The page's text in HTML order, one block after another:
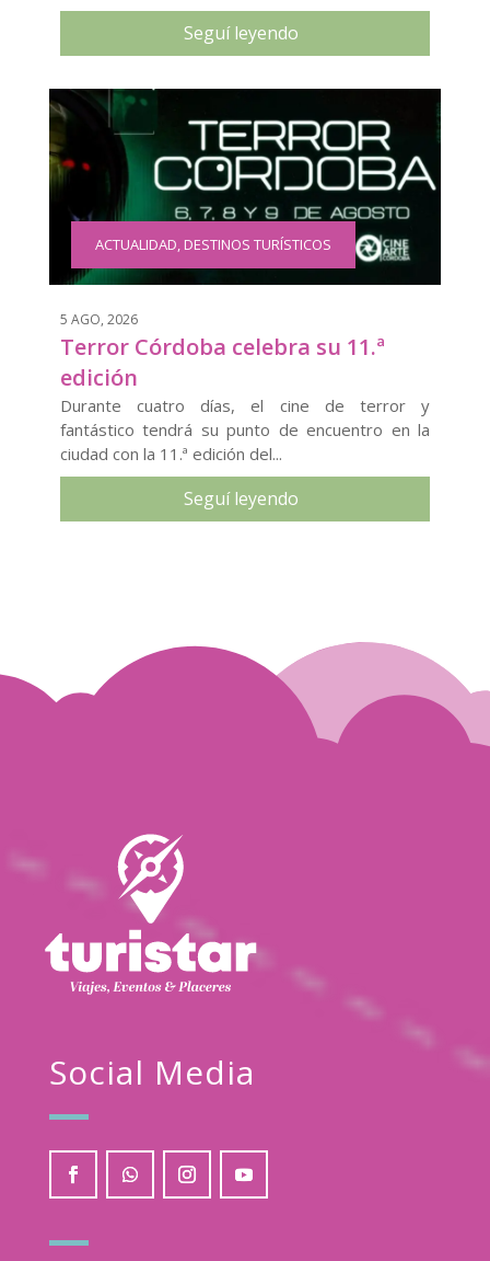
Seguí leyendo
ACTUALIDAD,DESTINOS TURÍSTICOS
5 AGO, 2026
Terror Córdoba celebra su 11.ª
edición
Durante cuatro días, el cine de terror y
fantástico tendrá su punto de encuentro en la
ciudad con la 11.ª edición del...
Seguí leyendo
Social Media